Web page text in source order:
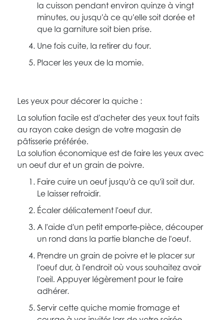
la cuisson pendant environ quinze à vingt
minutes, ou jusqu'à ce qu'elle soit dorée et
que la garniture soit bien prise.
Une fois cuite, la retirer du four.
Placer les yeux de la momie.
Les yeux pour décorer la quiche :
La solution facile est d'acheter des yeux tout faits
au rayon cake design de votre magasin de
pâtisserie préférée.
La solution économique est de faire les yeux avec
un oeuf dur et un grain de poivre.
Faire cuire un oeuf jusqu'à ce qu'il soit dur.
Le laisser refroidir.
Écaler délicatement l'oeuf dur.
A l'aide d'un petit emporte-pièce, découper
un rond dans la partie blanche de l'oeuf.
Prendre un grain de poivre et le placer sur
l'oeuf dur, à l'endroit où vous souhaitez avoir
l'oeil. Appuyer légèrement pour le faire
adhérer.
Servir cette quiche momie fromage et